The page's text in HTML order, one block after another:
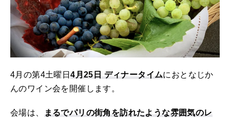
4月の第4土曜日4月25日 ディナータイムにおとなじか
んのワイン会を開催します。
会場は、 まるでパリの街角を訪れたような雰囲気のレ